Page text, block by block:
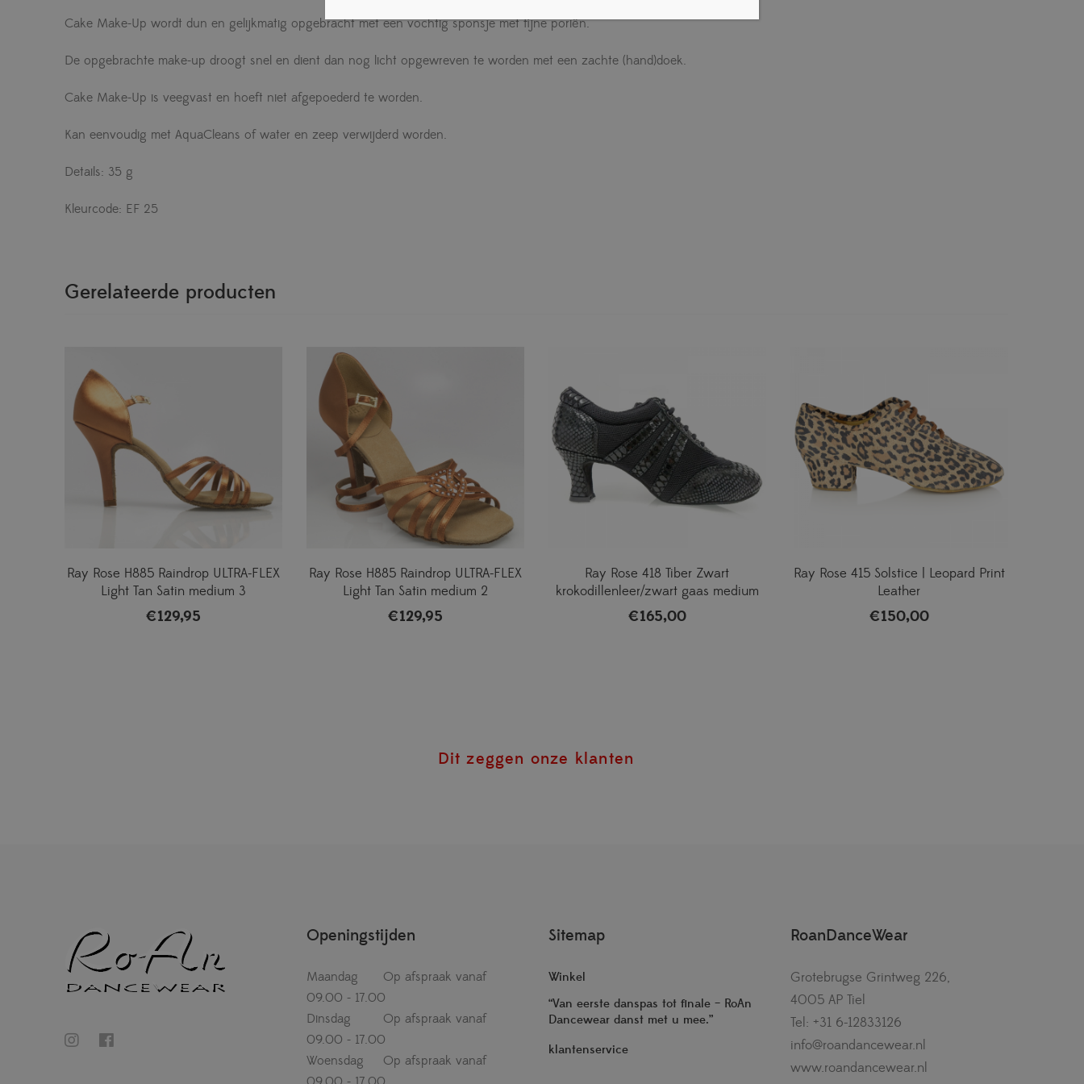
Cake Make-Up wordt dun en gelijkmatig opgebracht met een vochtig sponsje met fijne poriën.
De opgebrachte make-up droogt snel en dient dan nog licht opgewreven te worden met een zachte (hand)doek.
Cake Make-Up is veegvast en hoeft niet afgepoederd te worden.
Kan eenvoudig met AquaCleans of water en zeep verwijderd worden.
Details: 35 g
Kleurcode: EF 25
Gerelateerde producten
Ray Rose H885 Raindrop ULTRA-FLEX
Light Tan Satin medium 3
€129,95
Ray Rose H885 Raindrop ULTRA-FLEX
Light Tan Satin medium 2
€129,95
Ray Rose 418 Tiber Zwart
krokodillenleer/zwart gaas medium
€165,00
Ray Rose 415 Solstice | Leopard Print
Leather
€150,00
Dit zeggen onze klanten
Openingstijden
Maandag
Op afspraak vanaf
09.00 - 17.00
Dinsdag
Op afspraak vanaf
09.00 - 17.00
Woensdag
Op afspraak vanaf
Sitemap
Winkel
“Van eerste danspas tot finale – RoAn
Dancewear danst met u mee.”
klantenservice
RoanDanceWear
Grotebrugse Grintweg 226,
4005 AP Tiel
Tel: +31 6-12833126
info@roandancewear.nl
www.roandancewear.nl